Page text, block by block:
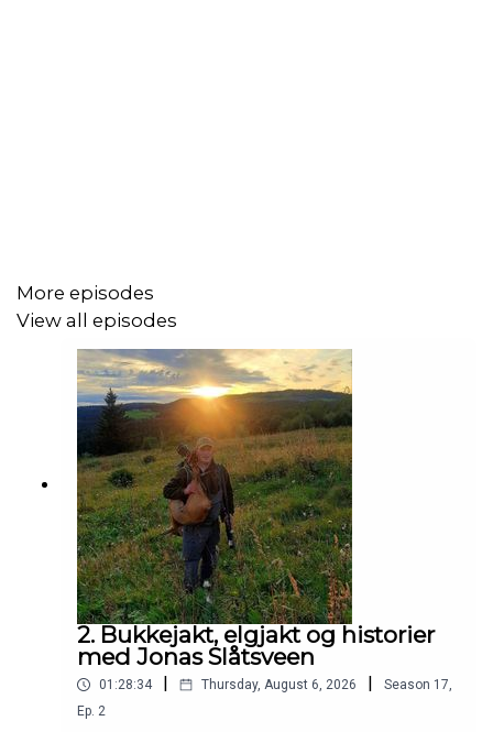
More episodes
View all episodes
2. Bukkejakt, elgjakt og historier
med Jonas Slåtsveen
01:28:34 Thursday, August 6, 2026 Season 17,
Ep. 2